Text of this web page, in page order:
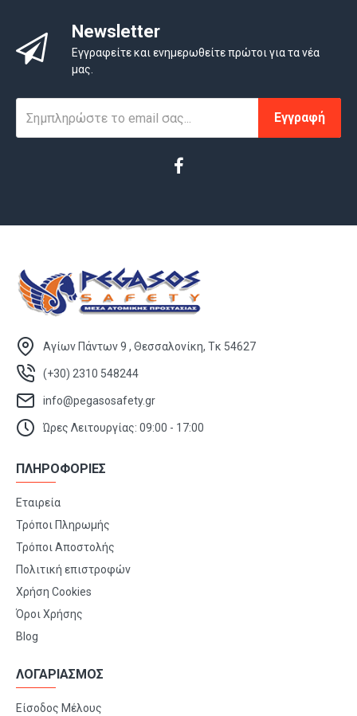
Newsletter
Εγγραφείτε και ενημερωθείτε πρώτοι για τα νέα
μας.
Εγγραφή
Αγίων Πάντων 9 , Θεσσαλονίκη, Τκ 54627
(+30) 2310 548244
info@pegasosafety.gr
Ώρες Λειτουργίας: 09:00 - 17:00
ΠΛΗΡΟΦΟΡΙΕΣ
Εταιρεία
Τρόποι Πληρωμής
Τρόποι Αποστολής
Πολιτική επιστροφών
Χρήση Cookies
Όροι Χρήσης
Blog
ΛΟΓΑΡΙΑΣΜΟΣ
Είσοδος Μέλους